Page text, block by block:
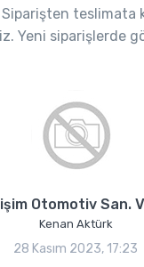
Siparişten
Yeni siparişlerde
Otomotiv San.
Kenan Aktürk
28 Kasım 2023, 17:23